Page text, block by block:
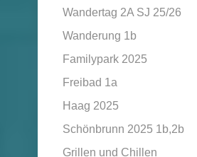
Wandertag 2A SJ 25/26
Wanderung 1b
Familypark 2025
Freibad 1a
Haag 2025
Schönbrunn 2025 1b,2b
Grillen und Chillen